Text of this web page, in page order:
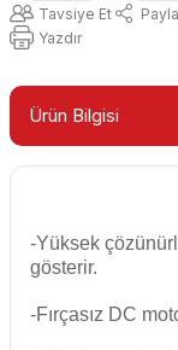
Tavsiye Et
Yazdır
Ürün Bilgisi
-Yüksek
gösterir.
-Fırçasız DC